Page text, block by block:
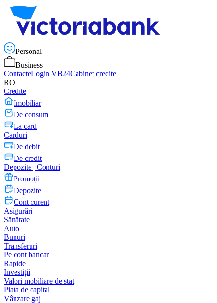
Personal
Business
ContacteLogin VB24Cabinet credite
RO
Credite
Imobiliar
De consum
La card
Carduri
De debit
De credit
Depozite | Conturi
Promoții
Depozite
Cont curent
Asigurări
Sănătate
Auto
Bunuri
Transferuri
Pe cont bancar
Rapide
Investiții
Valori mobiliare de stat
Piața de capital
Vânzare gaj